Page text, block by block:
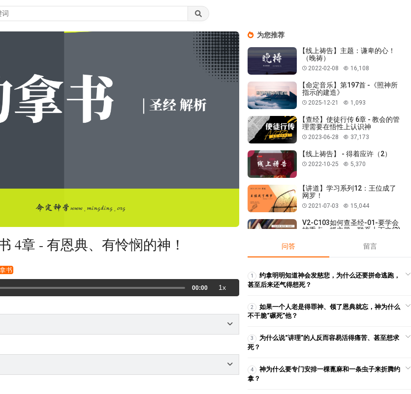
4章 - 有恩典、有怜悯的神！
书
00:00 1x
为您推荐
【线上祷告】主题：谦卑的心！
（晚祷）
2022-02-08 16,108
【命定音乐】第197首 -《照神所
指示的建造》
2025-12-21 1,093
【查经】使徒行传 6章 - 教会的管
理需要在悟性上认识神
2023-06-28 37,173
【线上祷告】 - 得着应许（2）
2022-10-25 5,370
【讲道】学习系列12：王位成了
网罗！
2021-07-03 15,044
V2-C103如何查圣经-01-要学会
找重点，抓主题，联系上下文(3)
【查经】帖撒罗尼迦后书 2章 -要
2025-06-25 15,481
在山上指示你的样式！
2024-09-22 3,345
01：我必再一次震动天地！
的牧人与待宰的群羊
问答 留言
1
约拿明明知道神会发慈悲，为什么还要拼命逃跑，
甚至后来还气得想死？
2
如果一个人老是得罪神、领了恩典就忘，神为什么
不干脆“碾死”他？
3
为什么说“讲理”的人反而容易活得痛苦、甚至想求
死？
4
神为什么要专门安排一棵蓖麻和一条虫子来折腾约
拿？